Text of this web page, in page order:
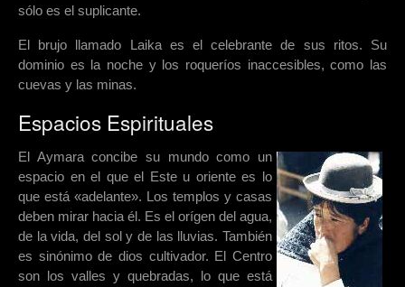
sólo es el suplicante.
El brujo llamado Laika es el celebrante de sus ritos. Su
dominio es la noche y los roqueríos inaccesibles, como las
cuevas y las minas.
Espacios Espirituales
El Aymara concibe su mundo como un
espacio en el que el Este u oriente es lo
que está «adelante». Los templos y casas
deben mirar hacia él. Es el orígen del agua,
de la vida, del sol y de las lluvias. También
es sinónimo de dios cultivador. El Centro
son los valles y quebradas, lo que está